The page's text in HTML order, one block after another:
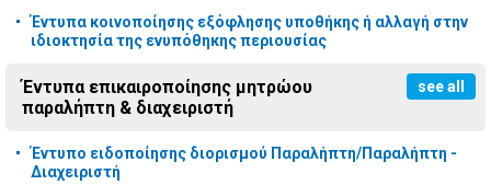
Έντυπα κοινοποίησης εξόφλησης υποθήκης ή αλλαγή στην
ιδιοκτησία της ενυπόθηκης περιουσίας
Έντυπα επικαιροποίησης μητρώου
παραλήπτη & διαχειριστή
see all
Έντυπο ειδοποίησης διορισμού Παραλήπτη/Παραλήπτη -
Διαχειριστή